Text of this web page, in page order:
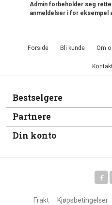
Admin forbeholder seg
anmeldelser i for eksempel
Forside Bli kunde Om
Bestselgere
Partnere
Din konto
Frakt Kjøpsbetingelser